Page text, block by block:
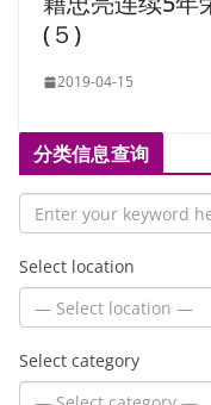
(５)
2019-04-15
分类信息查询
Select location
Select category